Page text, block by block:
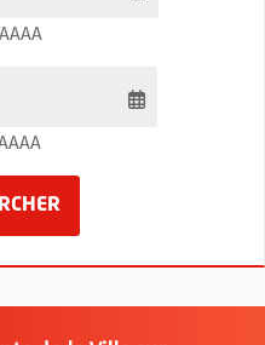
par date - Date de fin